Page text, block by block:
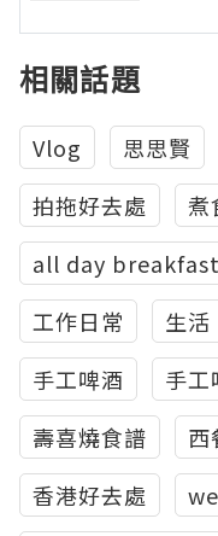
相關話題
Vlog 思思賢
拍拖好去處
煮
all day breakfast
工作日常
生活
手工啤酒
手工
壽喜燒食譜
西
香港好去處